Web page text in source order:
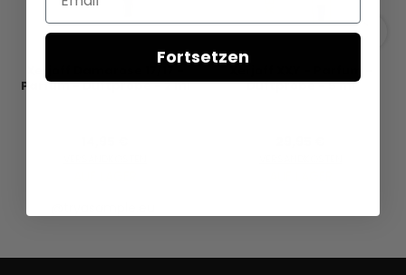
Parfum - Duftprobe - 2 ml
Duftprobe - 5 ml
Fortsetzen